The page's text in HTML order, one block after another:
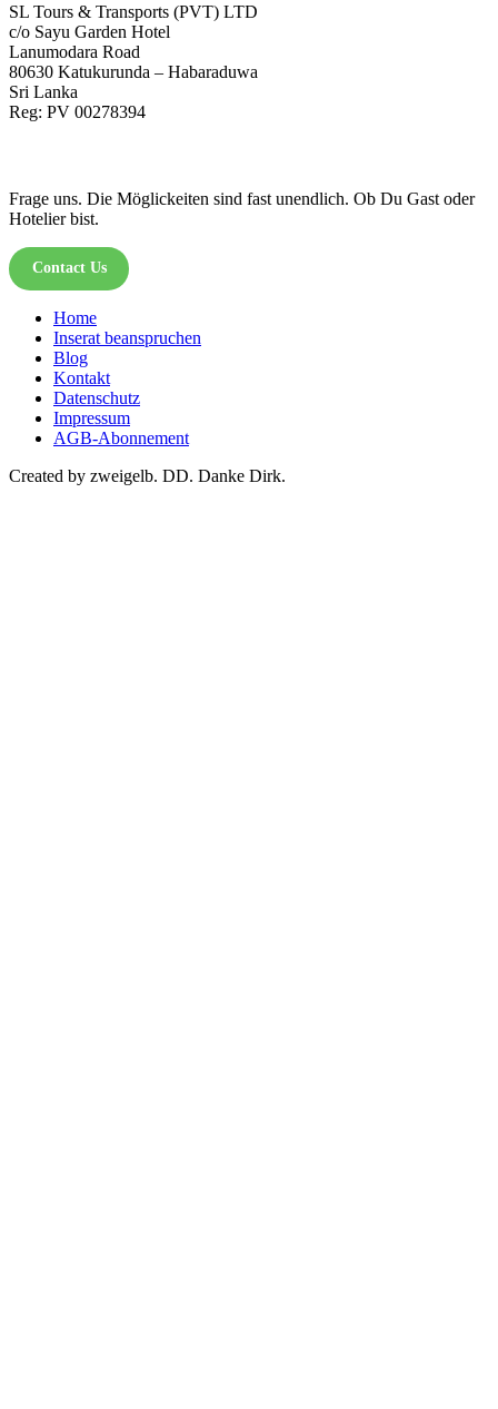
SL Tours & Transports (PVT) LTD
c/o Sayu Garden Hotel
Lanumodara Road
80630 Katukurunda – Habaraduwa
Sri Lanka
Reg: PV 00278394
Frage uns. Die Möglickeiten sind fast unendlich. Ob Du Gast oder
Hotelier bist.
Contact Us
Home
Inserat beanspruchen
Blog
Kontakt
Datenschutz
Impressum
AGB-Abonnement
Created by zweigelb. DD. Danke Dirk.